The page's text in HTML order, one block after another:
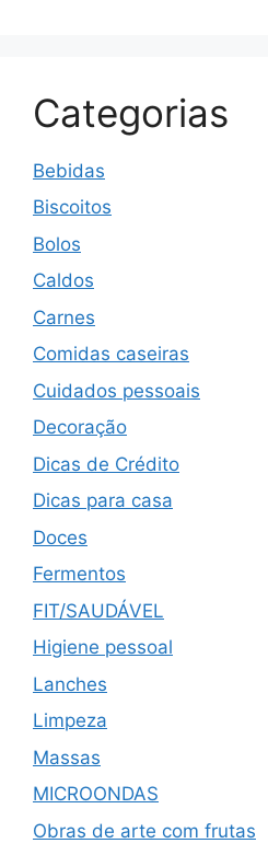
Categorias
Bebidas
Biscoitos
Bolos
Caldos
Carnes
Comidas caseiras
Cuidados pessoais
Decoração
Dicas de Crédito
Dicas para casa
Doces
Fermentos
FIT/SAUDÁVEL
Higiene pessoal
Lanches
Limpeza
Massas
MICROONDAS
Obras de arte com frutas